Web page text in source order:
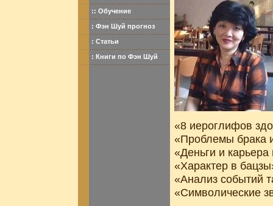
:: Обучение
: Фэн Шуй прогноз
: Статьи
: Книги по Фэн Шуй
«8 иероглифов
«Проблемы брака
«Деньги и
«Характер в
«Анализ событий
«Символические